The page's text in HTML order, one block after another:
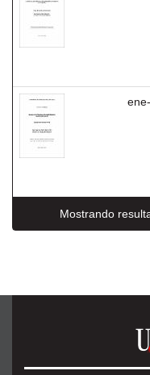
Mostrando